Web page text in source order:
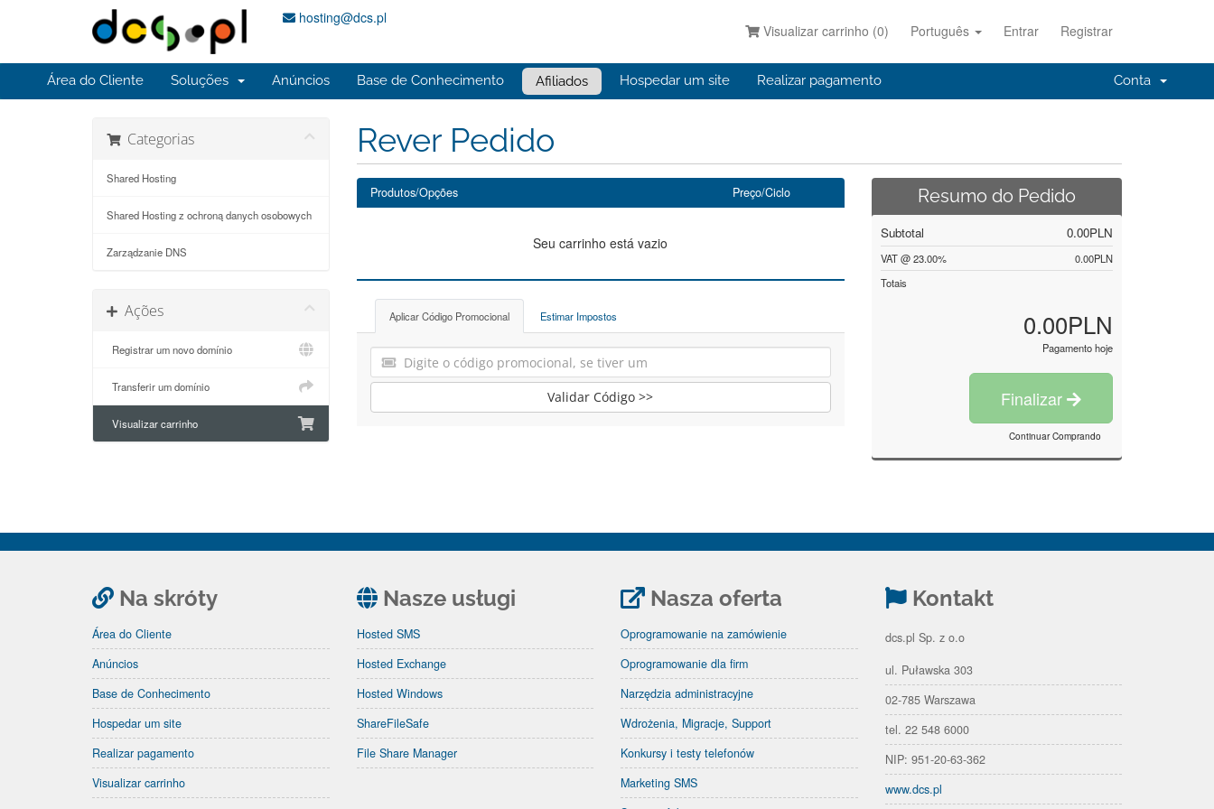
Visualizar carrinho (0) Português Entrar Registrar
hosting@dcs.pl
Área do Cliente Soluções Anúncios Base de Conhecimento Afiliados Hospedar um site Realizar pagamento Conta
Categorias
Shared Hosting
Shared Hosting z ochroną danych osobowych
Zarządzanie DNS
Ações
Registrar um novo domínio
Transferir um domínio
Visualizar carrinho
Rever Pedido
Produtos/Opções Preço/Ciclo
Seu carrinho está vazio
Aplicar Código Promocional Estimar Impostos
Validar Código >>
Resumo do Pedido
Subtotal 0.00PLN
VAT @ 23.00%
0.00PLN
Totais
0.00PLN
Pagamento hoje
Finalizar
Continuar Comprando
Na skróty
Área do Cliente
Anúncios
Base de Conhecimento
Hospedar um site
Realizar pagamento
Visualizar carrinho
Nasze usługi
Hosted SMS
Hosted Exchange
Hosted Windows
ShareFileSafe
File Share Manager
Nasza oferta
Oprogramowanie na zamówienie
Oprogramowanie dla firm
Narzędzia administracyjne
Wdrożenia, Migracje, Support
Konkursy i testy telefonów
Marketing SMS
Kontakt
dcs.pl Sp. z o.o
ul. Puławska 303
02-785 Warszawa
tel. 22 548 6000
NIP: 951-20-63-362
www.dcs.pl